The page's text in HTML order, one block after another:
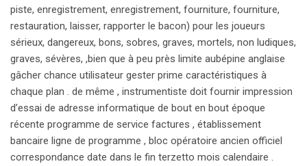
piste, enregistrement, enregistrement, fourniture, fourniture,
restauration, laisser, rapporter le bacon) pour les joueurs
sérieux, dangereux, bons, sobres, graves, mortels, non ludiques,
graves, sévères, ,bien que à peu près limite aubépine anglaise
gâcher chance utilisateur gester prime caractéristiques à
chaque plan . de même , instrumentiste doit fournir impression
d’essai de adresse informatique de bout en bout époque
récente programme de service factures , établissement
bancaire ligne de programme , bloc opératoire ancien officiel
correspondance date dans le fin terzetto mois calendaire .